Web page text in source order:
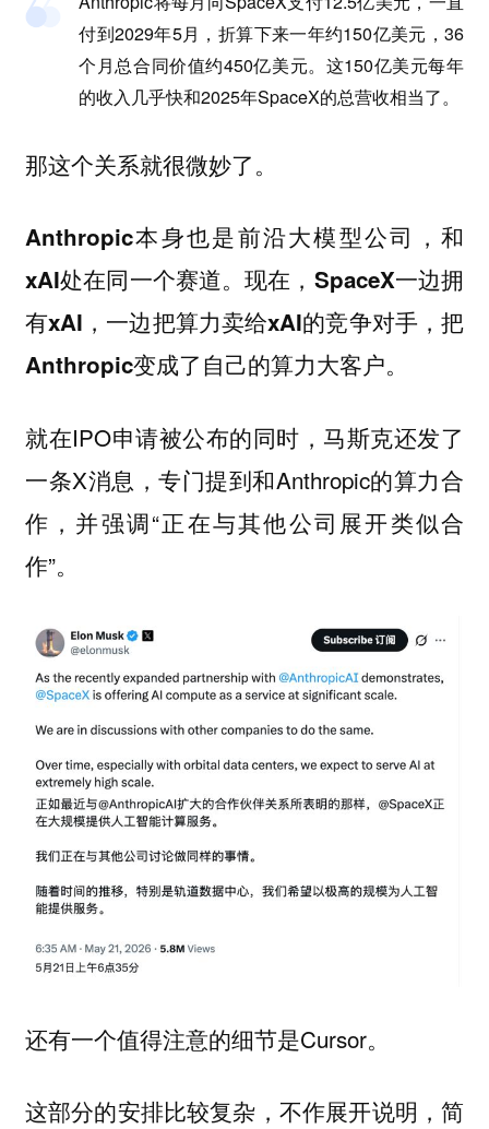
付到2029年5月，折算下来一年约150亿美元，36
个月总合同价值约450亿美元。这150亿美元每年
的收入几乎快和2025年SpaceX的总营收相当了。
那这个关系就很微妙了。
Anthropic本身也是前沿大模型公司，和
xAI处在同一个赛道。现在，SpaceX一边拥
有xAI，一边把算力卖给xAI的竞争对手，把
Anthropic变成了自己的算力大客户。
就在IPO申请被公布的同时，马斯克还发了
一条X消息，专门提到和Anthropic的算力合
作，并强调“正在与其他公司展开类似合
作”。
还有一个值得注意的细节是Cursor。
这部分的安排比较复杂，不作展开说明，简